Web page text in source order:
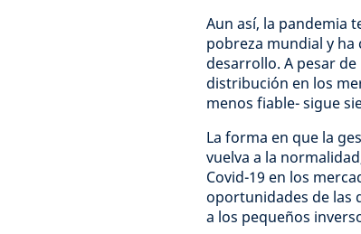
Aun así, la pandemia
pobreza mundial y ha
desarrollo. A pesar
distribución en los
menos fiable- sigue
La forma en que la
vuelva a la
Covid-19 en los
oportunidades de las
a los pequeños